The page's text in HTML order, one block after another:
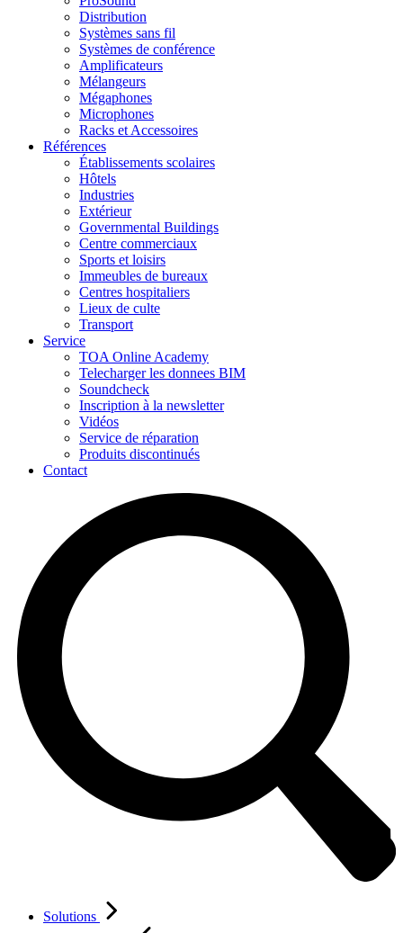
Distribution
Systèmes sans fil
Systèmes de conférence
Amplificateurs
Mélangeurs
Mégaphones
Microphones
Racks et Accessoires
Références
Établissements scolaires
Hôtels
Industries
Extérieur
Governmental Buildings
Centre commerciaux
Sports et loisirs
Immeubles de bureaux
Centres hospitaliers
Lieux de culte
Transport
Service
TOA Online Academy
Telecharger les donnees BIM
Soundcheck
Inscription à la newsletter
Vidéos
Service de réparation
Produits discontinués
Contact
Solutions